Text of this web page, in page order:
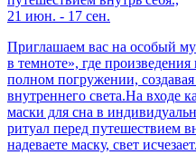
21 июн. - 17 сен.
Приглашаем вас на особый
в темноте», где
полном погружении,
внутреннего света.На входе
маски для сна в
ритуал перед путешествием
надеваете маску, свет